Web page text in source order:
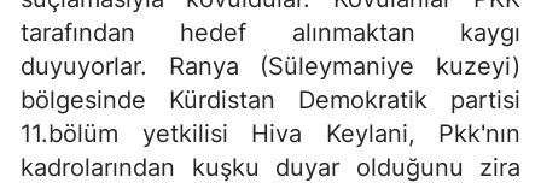
tarafından hedef alınmaktan kaygı
duyuyorlar. Ranya (Süleymaniye kuzeyi)
bölgesinde Kürdistan Demokratik partisi
11.bölüm yetkilisi Hiva Keylani, Pkk'nın
kadrolarından kuşku duyar olduğunu zira